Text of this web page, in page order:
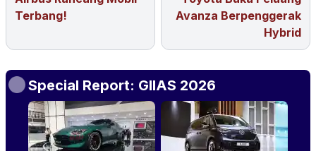
Terbang!
Avanza Berpenggerak
Hybrid
Special Report: GIIAS 2026